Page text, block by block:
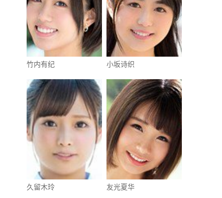
竹内有纪 小坂诗织
久留木玲 友光夏华